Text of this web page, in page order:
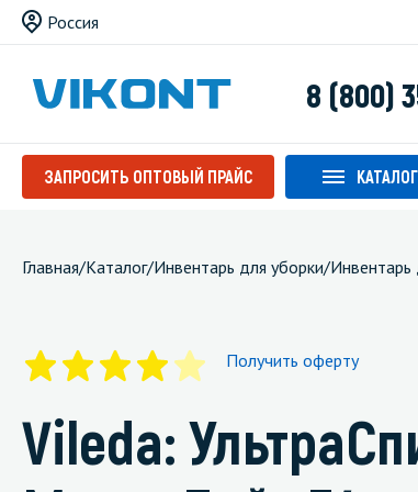
Россия
8 (800)
ЗАПРОСИТЬ ОПТОВЫЙ ПРАЙС КАТАЛОГ
Главная/Каталог/Инвентарь для уборки/Инвентарь
Получить оферту
Vileda: